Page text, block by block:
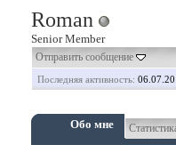
Roman
Senior Member
Отправить сообщение
Последняя активность:
Обо мне